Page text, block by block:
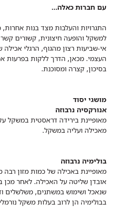
עם חברות כאלה...
התגרויות והעלבות מצד בנות
למשקל והופעה חיצונית, קשורים
אי-שביעות רצון מהגוף, הרגלי
העצמי. מכאן, הדרך ללקות בפרעות
בסיכון, קצרה ומסוכנת.
מושגי יסוד
אנורקסיה נרבוזה
מאופיינת בירידה דראסטית במשקל
מאכילה ועליה במשקל.
בולימיה נרבוזה
מאופיינת באכילה של כמות מזון
אובדן שליטה על האכילה. לאחר מכן
שנאכל ושימוש במשתנים, משלשלים
בבולימיה הן לרוב בעלות משקל